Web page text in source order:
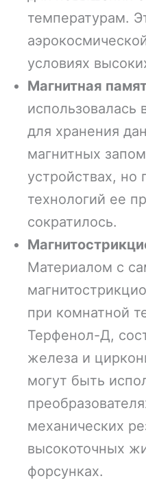
температурам.
условиях
Магнитная
использовалась
для хранения
магнитных
устройствах, но
технологий ее
сократилось.
Материалом с
при комнатной
Терфенол-Д,
железа и
могут быть
механических
высокоточных
форсунках.